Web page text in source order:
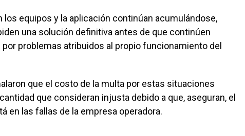
los equipos y la aplicación continúan acumulándose,
una solución definitiva antes de que continúen
problemas atribuidos al propio funcionamiento del
que el costo de la multa por estas situaciones
que consideran injusta debido a que, aseguran, el
en las fallas de la empresa operadora.